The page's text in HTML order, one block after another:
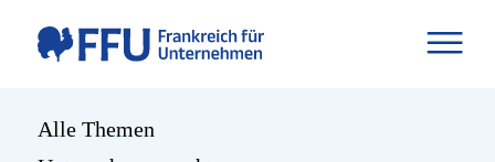
Alle Themen